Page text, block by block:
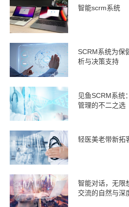
智能scrm系统
SCRM系统为保
析与决策支持
见鱼SCRM系统
管理的不二之选
轻医美老带新拓
智能对话，无限
交流的自然与深